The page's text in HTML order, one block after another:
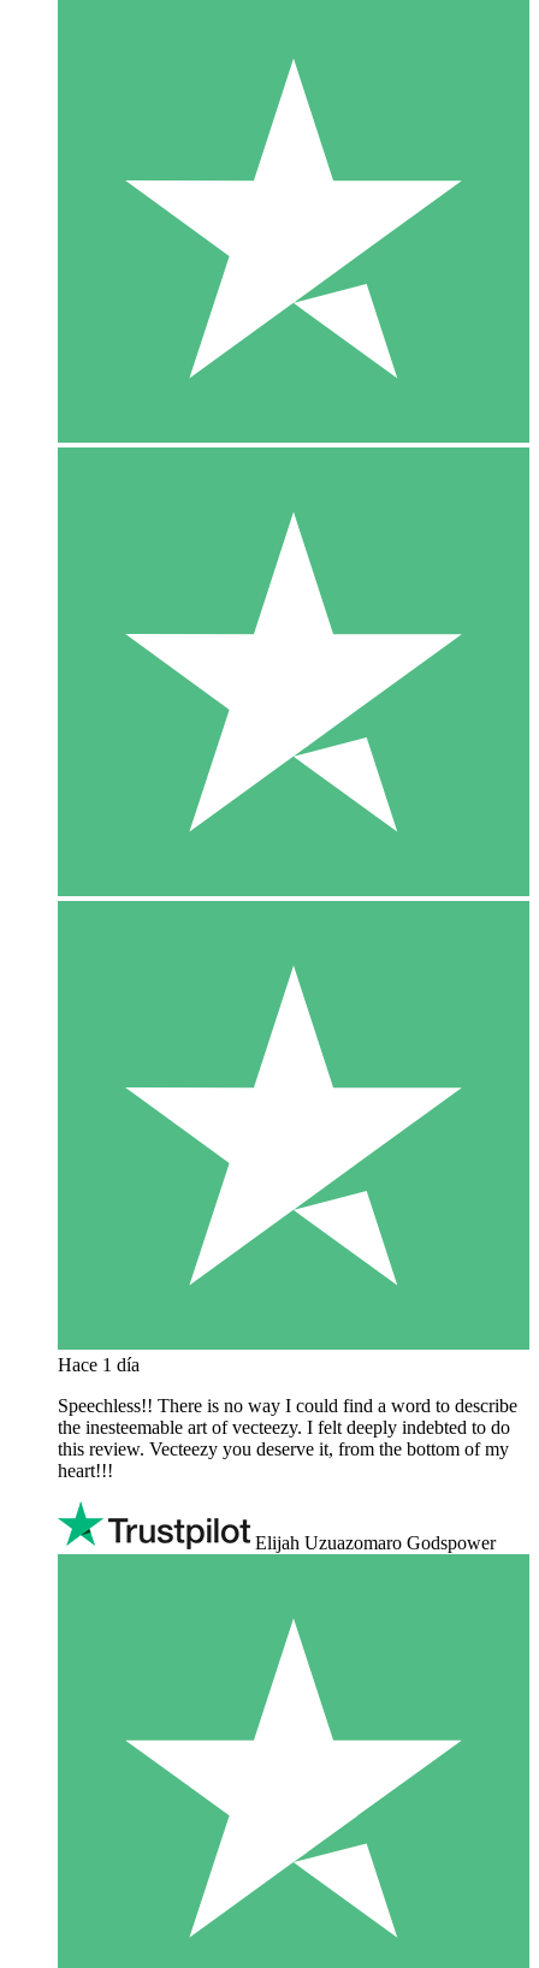
Hace 1 día
Speechless!! There is no way I could find a word to describe
the inesteemable art of vecteezy. I felt deeply indebted to do
this review. Vecteezy you deserve it, from the bottom of my
heart!!!
Elijah Uzuazomaro Godspower